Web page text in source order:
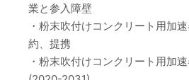
業と参入障壁
・粉末吹付けコンクリート用加
約、提携
・粉末吹付けコンクリート用加